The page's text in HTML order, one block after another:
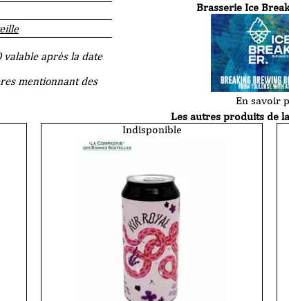
valable après la date
mentionnant des
Brasserie Ice
En savoir
Les autres produits de
Indisponible